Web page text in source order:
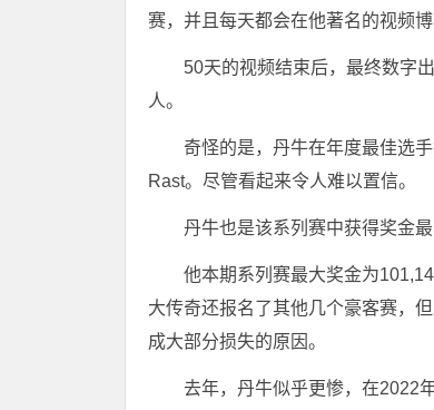
赛，并且每天都会在他著名的视频博
50天的视频结束后，最终数字
人。
奇怪的是，丹牛在年度最佳选
Rast。尽管看起来令人难以置信。
丹牛也是该系列赛中获得奖金
他本期系列赛最大奖金为
大传奇还报名了其他几个豪客赛，
成大部分损失的原因。
去年，丹牛似乎更惨，在2022